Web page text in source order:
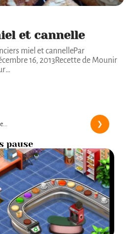
et cannelle
miel et cannellePar
16, 2013Recette de Mounir
…
pause